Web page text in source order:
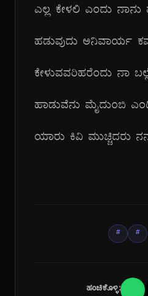
ಎಲ್ಲ ಕೇಳಲಿ ಎಂದು ನಾನು
ಹಡುವುದು ಅನಿವಾರ್ಯ
ಕೇಳುವವರಿಹರೆಂದು ನಾ
ಹಾಡುವೆನು ಮೈದುಂಬಿ
ಯಾರು ಕಿವಿ ಮುಚ್ಚಿದರು
# #
ಹಂಚಿಕೊಳ್ಳಿ: